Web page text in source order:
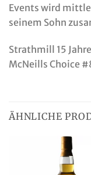
Events wird
seinem Sohn
Strathmill 15
McNeills Choice
ÄHNLICHE